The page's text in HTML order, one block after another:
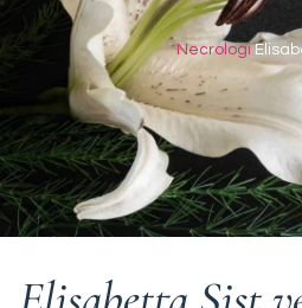
Necrologi